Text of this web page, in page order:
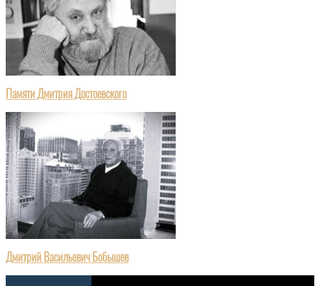
Памяти Дмитрия Достоевского
Дмитрий Васильевич Бобышев